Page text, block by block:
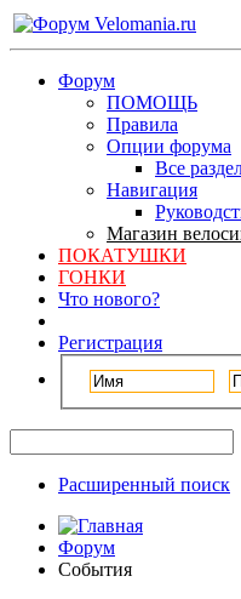
Форум
ПОМОЩЬ
Правила
Опции форума
Все
Навигация
Магазин
ПОКАТУШКИ
ГОНКИ
Что нового?
Регистрация
Расширенный поиск
Форум
События